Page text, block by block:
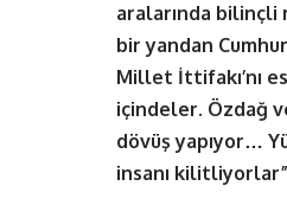
aralarında bilinçli
bir yandan
Millet İttifakı’nı
içindeler. Özdağ
dövüş yapıyor…
insanı kilitliyorlar”